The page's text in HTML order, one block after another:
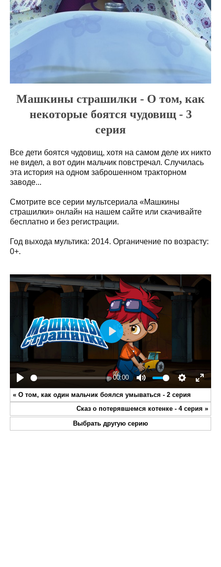
Машкины страшилки - О том, как
некоторые боятся чудовищ - 3
серия
Все дети боятся чудовищ, хотя на самом деле их никто
не видел, а вот один мальчик повстречал. Случилась
эта история на одном заброшенном тракторном
заводе...
Смотрите все серии мультсериала «Машкины
страшилки» онлайн на нашем сайте или скачивайте
бесплатно и без регистрации.
Год выхода мультика: 2014. Органичение по возрасту:
0+.
Play
00:00
Mute Settings
Enter
Play
« О том, как один мальчик боялся умываться - 2 серия
Сказ о потерявшемся котенке - 4 серия »
Выбрать другую серию